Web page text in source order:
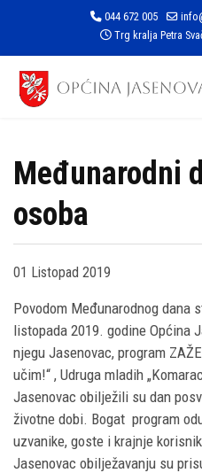
044 672 005
Trg kralja Petra
Međunarodni
osoba
01 Listopad 2019
Povodom Međunarodnog dana
listopada 2019. godine Općina
njegu Jasenovac, program
učim!“ , Udruga mladih
Jasenovac obilježili su dan
životne dobi. Bogat program
uzvanike, goste i krajnje
Jasenovac obilježavanju su